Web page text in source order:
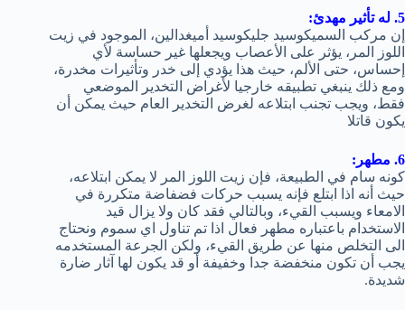
5. له تأثير مهدئ:
إن مركب السميكوسيد جليكوسيد أميغدالين، الموجود في زيت
اللوز المر، يؤثر على الأعصاب ويجعلها غير حساسة لأي
إحساس، حتى الألم، حيث هذا يؤدي إلى خدر وتأثيرات مخدرة،
ومع ذلك ينبغي تطبيقه خارجيا لأغراض التخدير الموضعي
فقط، ويجب تجنب ابتلاعه لغرض التخدير العام حيث يمكن أن
يكون قاتلا
6. مطهر:
كونه سام في الطبيعة، فإن زيت اللوز المر لا يمكن ابتلاعه،
حيث أنه اذا ابتلع فإنه يسبب حركات فضفاضة متكررة في
الامعاء ويسبب القيء، وبالتالي فقد كان ولا يزال قيد
الاستخدام باعتباره مطهر فعال اذا تم تناول اي سموم ونحتاج
الى التخلص منها عن طريق القيء، ولكن الجرعة المستخدمه
يجب أن تكون منخفضة جدا وخفيفة أو قد يكون لها آثار ضارة
شديدة.